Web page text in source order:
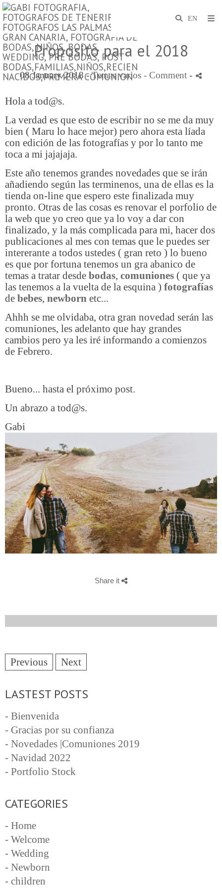
Proposito para el 2018
08 January 2018 -Temas varios - Comment -
Hola a tod@s.
La verdad es que esto de escribir no se me da muy
bien ( Maru lo hace mejor) pero ahora esta líada
con edición de las fotografías y por lo tanto me
toca a mi jajajaja.
Este año tenemos grandes novedades que se irán
añadiendo según las terminenos, una de ellas es la
tienda on-line que espero este finalizada muy
pronto. Otras de las cosas es renovar el porfolio de
la web que yo creo que ya lo voy a dar con
finalizado, y la más complicada para mi, hacer dos
publicaciones al mes con temas que le puedes ser
intererante a todos ustedes ( gran reto ) lo bueno
es que por fortuna tenemos un gra abanico de
temas a tratar desde bodas, comuniones ( que ya
las tenemos a la vuelta de la esquina ) fotografías
de bebes, newborn etc...
Ahhh se me olvidaba, otra gran novedad serán las
comuniones, les adelanto que hay grandes
cambios pero ya les iré informando a comienzos
de Febrero.
Bueno... hasta el próximo post.
Un abrazo a tod@s.
Gabi
Share it
Previous Next
LASTEST POSTS
- Bienvenida
- Gracias por su confianza
- Novedades |Comuniones 2019
- Navidad 2022
- Portfolio Stock
CATEGORIES
- Home
- Welcome
- Wedding
- Newborn
- children